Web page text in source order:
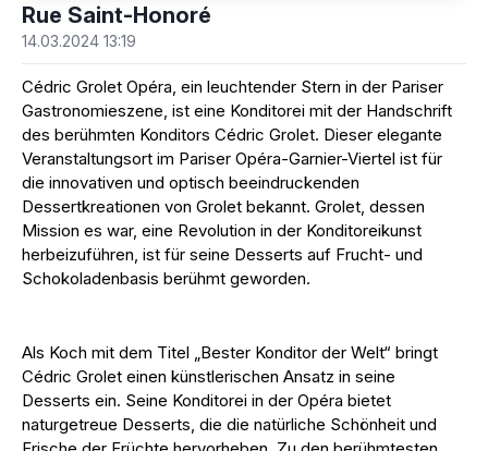
Rue Saint-Honoré
14.03.2024 13:19
Cédric Grolet Opéra, ein leuchtender Stern in der Pariser
Gastronomieszene, ist eine Konditorei mit der Handschrift
des berühmten Konditors Cédric Grolet. Dieser elegante
Veranstaltungsort im Pariser Opéra-Garnier-Viertel ist für
die innovativen und optisch beeindruckenden
Dessertkreationen von Grolet bekannt. Grolet, dessen
Mission es war, eine Revolution in der Konditoreikunst
herbeizuführen, ist für seine Desserts auf Frucht- und
Schokoladenbasis berühmt geworden.
Als Koch mit dem Titel „Bester Konditor der Welt“ bringt
Cédric Grolet einen künstlerischen Ansatz in seine
Desserts ein. Seine Konditorei in der Opéra bietet
naturgetreue Desserts, die die natürliche Schönheit und